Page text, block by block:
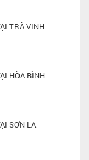
TRÀ VINH
HÒA BÌNH
SƠN LA